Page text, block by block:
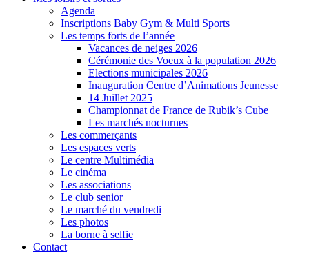
Agenda
Inscriptions Baby Gym & Multi Sports
Les temps forts de l’année
Vacances de neiges 2026
Cérémonie des Voeux à la population 2026
Elections municipales 2026
Inauguration Centre d’Animations Jeunesse
14 Juillet 2025
Championnat de France de Rubik’s Cube
Les marchés nocturnes
Les commerçants
Les espaces verts
Le centre Multimédia
Le cinéma
Les associations
Le club senior
Le marché du vendredi
Les photos
La borne à selfie
Contact